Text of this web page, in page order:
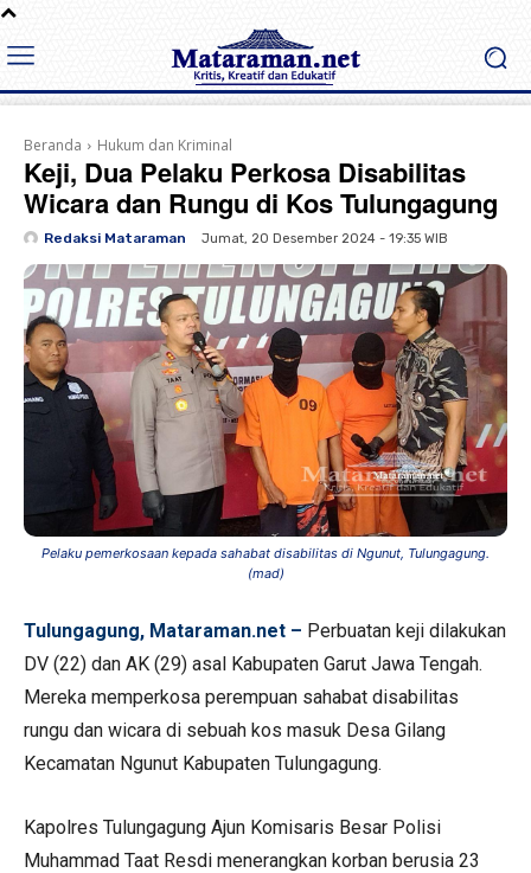
Beranda Hukum dan Kriminal
Keji, Dua Pelaku Perkosa Disabilitas
Wicara dan Rungu di Kos Tulungagung
Redaksi Mataraman Jumat, 20 Desember 2024 - 19:35 WIB
Pelaku pemerkosaan kepada sahabat disabilitas di Ngunut, Tulungagung.
(mad)
Tulungagung, Mataraman.net – Perbuatan keji dilakukan
DV (22) dan AK (29) asal Kabupaten Garut Jawa Tengah.
Mereka memperkosa perempuan sahabat disabilitas
rungu dan wicara di sebuah kos masuk Desa Gilang
Kecamatan Ngunut Kabupaten Tulungagung.
Kapolres Tulungagung Ajun Komisaris Besar Polisi
Muhammad Taat Resdi menerangkan korban berusia 23